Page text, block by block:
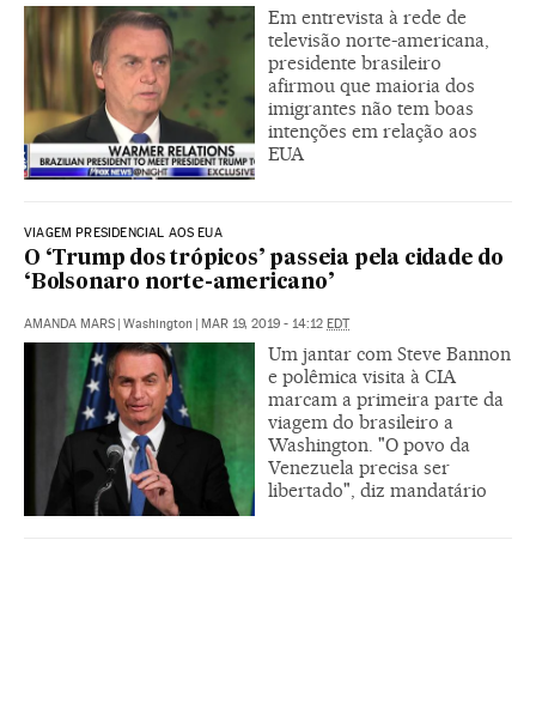
Em entrevista à rede de
televisão norte-americana,
presidente brasileiro
afirmou que maioria dos
imigrantes não tem boas
intenções em relação aos
EUA
VIAGEM PRESIDENCIAL AOS EUA
O ‘Trump dos trópicos’ passeia pela cidade do
‘Bolsonaro norte-americano’
AMANDA MARS | Washington | MAR 19, 2019 - 14:12 EDT
Um jantar com Steve Bannon
e polêmica visita à CIA
marcam a primeira parte da
viagem do brasileiro a
Washington. "O povo da
Venezuela precisa ser
libertado", diz mandatário